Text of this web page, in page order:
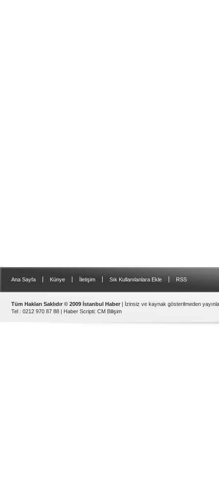
Ana Sayfa Künye İletişim Sık Kullanılanlara Ekle RSS
Tüm Hakları Saklıdır © 2009 İstanbul Haber | İzinsiz ve kaynak gösterilmeden
Tel : 0212 970 87 88 | Haber Scripti: CM Bilişim